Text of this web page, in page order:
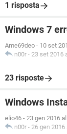
1 risposta
Windows 7
Ame69deo - 10 set
n00r - 23 set 2016
23 risposte
Windows
elio46 - 23 gen 2016
n00r - 26 gen 2016